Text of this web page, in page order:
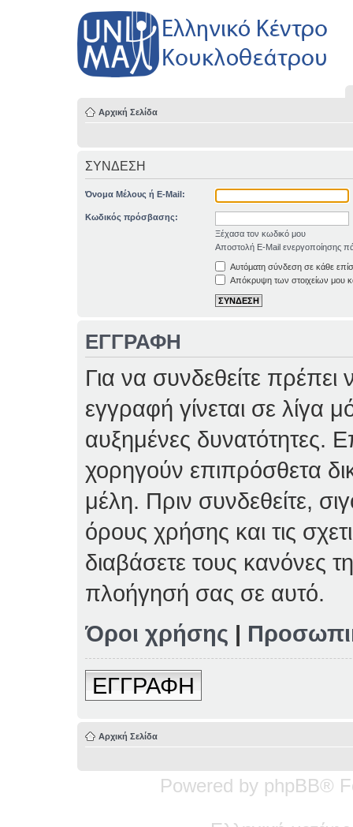
Αρχική Σελίδα
ΣΥΝΔΕΣΗ
Όνομα Μέλους ή E-Mail:
Κωδικός πρόσβασης:
Ξέχασα τον κωδικό μου
Αποστολή E-Mail ενεργοποίησης
Αυτόματη σύνδεση σε κάθε
Απόκρυψη των στοιχείων μου
ΕΓΓΡΑΦΗ
Για να συνδεθείτε
εγγραφή γίνεται σε λίγα
αυξημένες δυνατότητες.
χορηγούν επιπρόσθετα
μέλη. Πριν συνδεθείτε,
όρους χρήσης και τις
διαβάσετε τους κανόνες
πλοήγησή σας σε αυτό.
Όροι χρήσης |
ΕΓΓΡΑΦΗ
Αρχική Σελίδα
Powered by phpBB®